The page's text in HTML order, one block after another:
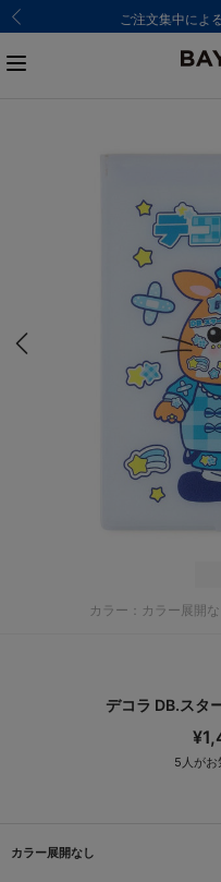
ご注文集中によ
カラー：カラー展開な
デコラ DB.スタ
5 人が
カラー展開なし